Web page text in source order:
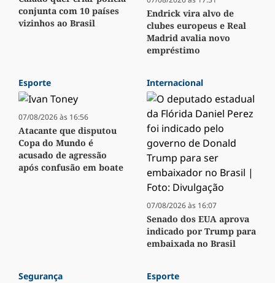
conjunta com 10 países
vizinhos ao Brasil
Endrick vira alvo de
clubes europeus e Real
Madrid avalia novo
empréstimo
Esporte
07/08/2026 às 16:56
Atacante que disputou
Copa do Mundo é
acusado de agressão
após confusão em boate
Internacional
07/08/2026 às 16:07
Senado dos EUA aprova
indicado por Trump para
embaixada no Brasil
Segurança Esporte